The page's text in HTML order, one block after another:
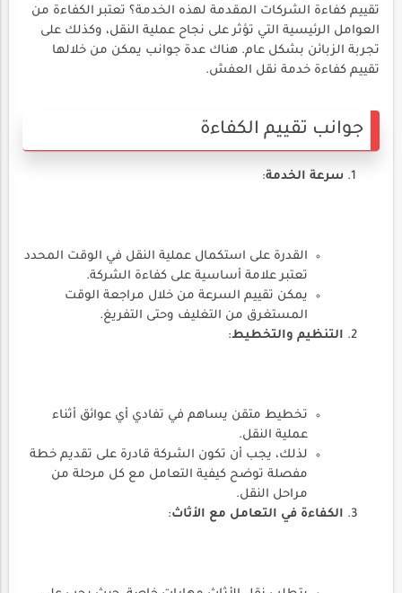
تقييم كفاءة الشركات المقدمة لهذه الخدمة؟ تعتبر الكفاءة من
العوامل الرئيسية التي تؤثر على نجاح عملية النقل، وكذلك على
تجربة الزبائن بشكل عام. هناك عدة جوانب يمكن من خلالها
تقييم كفاءة خدمة نقل العفش.
جوانب تقييم الكفاءة
سرعة الخدمة:
القدرة على استكمال عملية النقل في الوقت المحدد
تعتبر علامة أساسية على كفاءة الشركة.
يمكن تقييم السرعة من خلال مراجعة الوقت
المستغرق من التغليف وحتى التفريغ.
التنظيم والتخطيط:
تخطيط متقن يساهم في تفادي أي عوائق أثناء
عملية النقل.
لذلك، يجب أن تكون الشركة قادرة على تقديم خطة
مفصلة توضح كيفية التعامل مع كل مرحلة من
مراحل النقل.
الكفاءة في التعامل مع الأثاث: